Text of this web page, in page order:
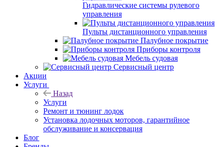
Гидравлические системы рулевого
управления
Пульты дистанционного управления
Палубное покрытие
Приборы контроля
Мебель судовая
Сервисный центр
Акции
Услуги
Назад
Услуги
Ремонт и тюнинг лодок
Установка лодочных моторов, гарантийное
обслуживание и консервация
Блог